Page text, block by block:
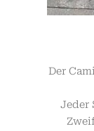
Der
Jeder